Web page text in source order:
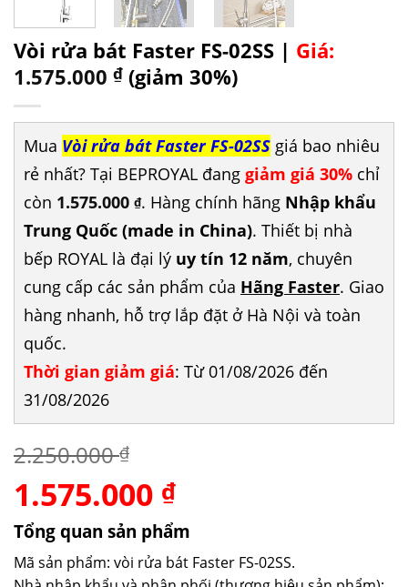
Vòi rửa bát Faster FS-02SS | Giá:
1.575.000 ₫ (giảm 30%)
Mua Vòi rửa bát Faster FS-02SS giá bao nhiêu
rẻ nhất? Tại BEPROYAL đang giảm giá 30% chỉ
còn 1.575.000 ₫. Hàng chính hãng Nhập khẩu
Trung Quốc (made in China). Thiết bị nhà
bếp ROYAL là đại lý uy tín 12 năm, chuyên
cung cấp các sản phẩm của Hãng Faster. Giao
hàng nhanh, hỗ trợ lắp đặt ở Hà Nội và toàn
quốc.
Thời gian giảm giá: Từ 01/08/2026 đến
31/08/2026
2.250.000₫
Giá
gốc
là:
2.250.000 ₫.
1.575.000 ₫Giá
tại
là:
1.575.000 ₫.
Tổng quan sản phẩm
Mã sản phẩm: vòi rửa bát Faster FS-02SS.